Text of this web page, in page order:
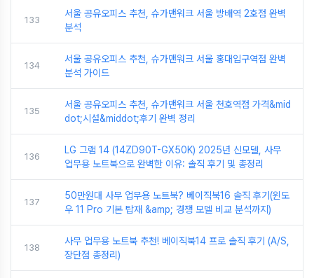
133
서울 공유오피스 추천, 슈가맨워크 서울 방배역 2호점 완벽
분석
134
서울 공유오피스 추천, 슈가맨워크 서울 홍대입구역점 완벽
분석 가이드
135
서울 공유오피스 추천, 슈가맨워크 서울 천호역점 가격&mid
dot;시설&middot;후기 완벽 정리
136
LG 그램 14 (14ZD90T-GX50K) 2025년 신모델, 사무
업무용 노트북으로 완벽한 이유: 솔직 후기 및 총정리
137
50만원대 사무 업무용 노트북? 베이직북16 솔직 후기(윈도
우 11 Pro 기본 탑재 &amp; 경쟁 모델 비교 분석까지)
138
사무 업무용 노트북 추천! 베이직북14 프로 솔직 후기 (A/S,
장단점 총정리)